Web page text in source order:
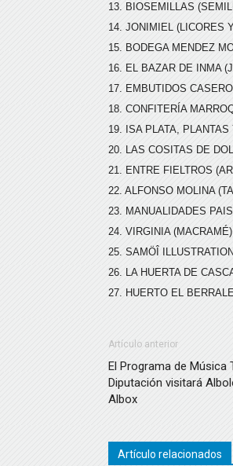
13. BIOSEMILLAS
14. JONIMIEL (LICORES
15. BODEGA MENDEZ
16. EL BAZAR DE INMA
17. EMBUTIDOS
18. CONFITERÍA
19. ISA PLATA,
20. LAS COSITAS DE
21. ENTRE FIELTROS
22. ALFONSO MOLINA
23. MANUALIDADES
24. VIRGINIA (MACRAMÉ)
25. SAMÖÎ
26. LA HUERTA DE
27. HUERTO EL
Artículo anterior
El Programa de Música
Diputación visitará
Albox
Artículo relacionados